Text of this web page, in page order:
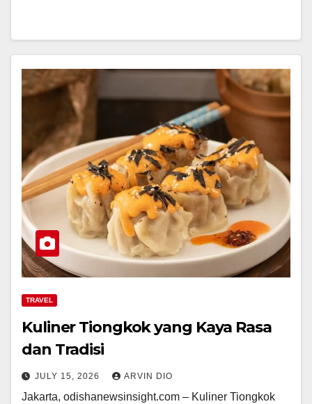
TRAVEL
Kuliner Tiongkok yang Kaya Rasa
dan Tradisi
JULY 15, 2026 ARVIN DIO
Jakarta, odishanewsinsight.com – Kuliner Tiongkok